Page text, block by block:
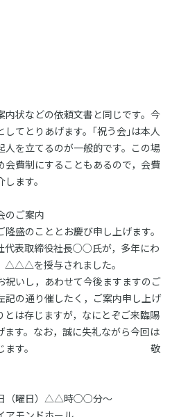
状などの依頼文書と同じです。今
てとりあげます。｢祝う会｣は本人
人を立てるのが一般的です。この場
費制にすることもあるので，会費
ます。
ご案内
のこととお慶び申し上げます。
表取締役社長○○氏が，多年にわ
△△△を授与されました。
祝いし，あわせて今後ますますのご
記の通り催したく，ご案内申し上げ
とは存じますが，なにとぞご来臨賜
ます。なお，誠に失礼ながら今回は
いたく存じます。 敬
曜日）△△時○○分～